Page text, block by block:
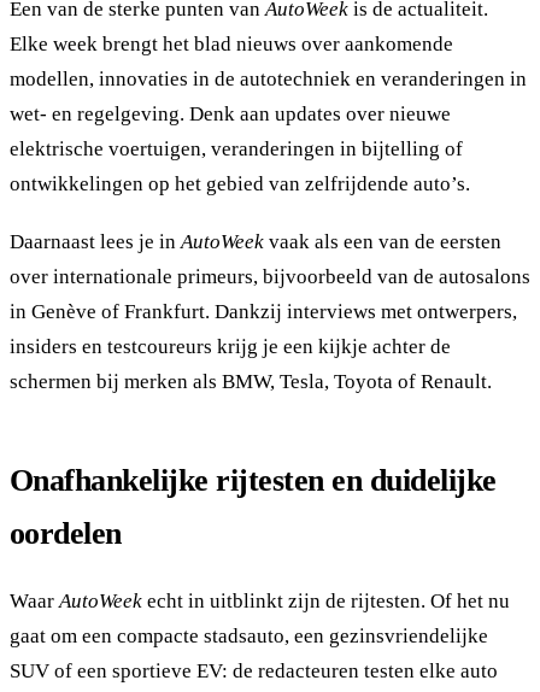
Een van de sterke punten vanAutoWeek is de actualiteit.
Elke week brengt het blad nieuws over aankomende
modellen, innovaties in de autotechniek en veranderingen in
wet- en regelgeving. Denk aan updates over nieuwe
elektrische voertuigen, veranderingen in bijtelling of
ontwikkelingen op het gebied van zelfrijdende auto’s.
Daarnaast lees je inAutoWeek vaak als een van de eersten
over internationale primeurs, bijvoorbeeld van de autosalons
in Genève of Frankfurt. Dankzij interviews met ontwerpers,
insiders en testcoureurs krijg je een kijkje achter de
schermen bij merken als BMW, Tesla, Toyota of Renault.
Onafhankelijke rijtesten en duidelijke
oordelen
Waar AutoWeek echt in uitblinkt zijn de rijtesten. Of het nu
gaat om een compacte stadsauto, een gezinsvriendelijke
SUV of een sportieve EV: de redacteuren testen elke auto